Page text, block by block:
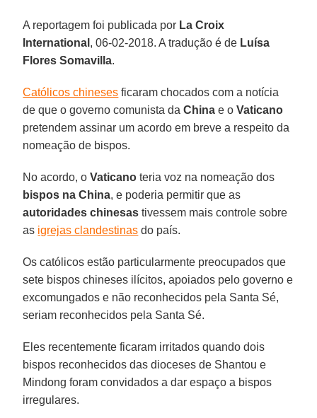
A reportagem foi publicada por La Croix
International , 06-02-2018. A tradução é de Luísa
Flores Somavilla.
Católicos chineses ficaram chocados com a notícia
de que o governo comunista daChina e oVaticano
pretendem assinar um acordo em breve a respeito da
nomeação de bispos.
No acordo, oVaticano teria voz na nomeação dos
bispos na China, e poderia permitir que as
autoridades chinesas tivessem mais controle sobre
as igrejas clandestinas do país.
Os católicos estão particularmente preocupados que
sete bispos chineses ilícitos, apoiados pelo governo e
excomungados e não reconhecidos pela Santa Sé,
seriam reconhecidos pela Santa Sé.
Eles recentemente ficaram irritados quando dois
bispos reconhecidos das dioceses de Shantou e
Mindong foram convidados a dar espaço a bispos
irregulares.